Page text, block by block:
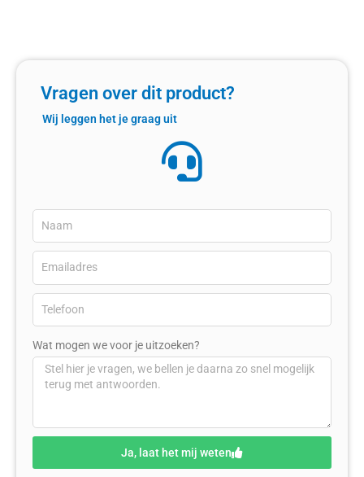
Vragen over dit product?
Wij leggen het je graag uit
Wat mogen we voor je uitzoeken?
Ja, laat het mij weten